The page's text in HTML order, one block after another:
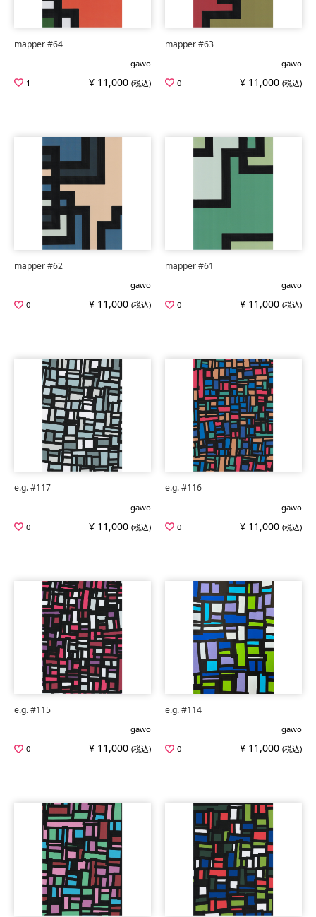
mapper #64
gawo
1
¥ 11,000 (税込)
mapper #63
gawo
0
¥ 11,000 (税込)
mapper #62
gawo
0
¥ 11,000 (税込)
mapper #61
gawo
0
¥ 11,000 (税込)
e.g. #117
gawo
0
¥ 11,000 (税込)
e.g. #116
gawo
0
¥ 11,000 (税込)
e.g. #115
gawo
0
¥ 11,000 (税込)
e.g. #114
gawo
0
¥ 11,000 (税込)